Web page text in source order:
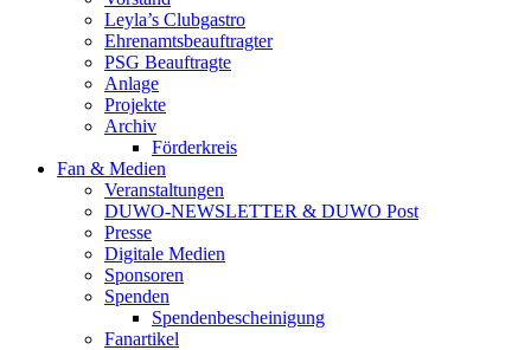
Leyla’s Clubgastro
Ehrenamtsbeauftragter
PSG Beauftragte
Anlage
Projekte
Archiv
Förderkreis
Fan & Medien
Veranstaltungen
DUWO-NEWSLETTER & DUWO Post
Presse
Digitale Medien
Sponsoren
Spenden
Spendenbescheinigung
Fanartikel